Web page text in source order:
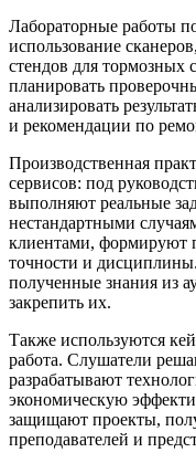
Лабораторные работы
использование
стендов для тормозных
планировать
анализировать
и рекомендации по
Производственная
сервисов: под
выполняют реальные
нестандартными
клиентами, формируют
точности и
полученные знания из
закрепить их.
Также используются
работа. Слушатели
разрабатывают
экономическую
защищают проекты,
преподавателей и